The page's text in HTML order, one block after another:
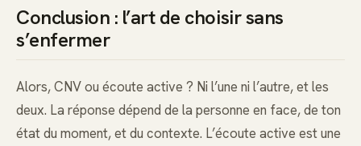
Conclusion : l’art de choisir sans
s’enfermer
Alors, CNV ou écoute active ? Ni l’une ni l’autre, et les
deux. La réponse dépend de la personne en face, de ton
état du moment, et du contexte. L’écoute active est une